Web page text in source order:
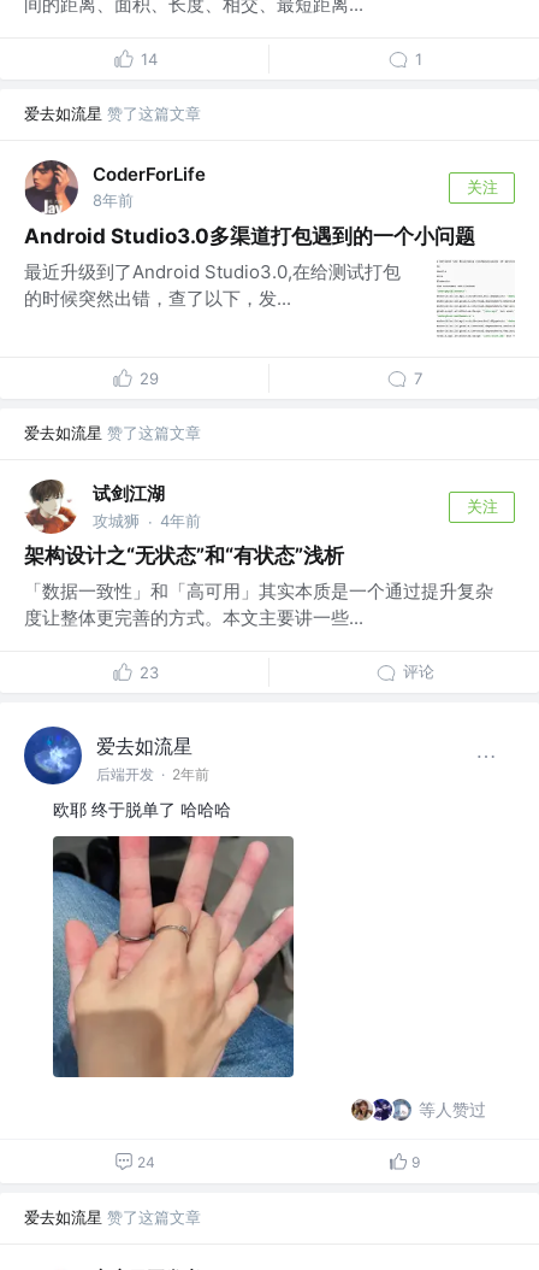
14 1
爱去如流星 赞了这篇文章
CoderForLife
8年前
关注
Android Studio3.0多渠道打包遇到的一个小问题
最近升级到了Android Studio3.0,在给测试打包
的时候突然出错，查了以下，发...
29 7
爱去如流星 赞了这篇文章
试剑江湖
攻城狮 · 4年前
关注
架构设计之“无状态”和“有状态”浅析
「数据一致性」和「高可用」其实本质是一个通过提升复杂
度让整体更完善的方式。本文主要讲一些...
23 评论
爱去如流星
后端开发 · 2年前
欧耶 终于脱单了 哈哈哈
等人赞过
24 9
爱去如流星 赞了这篇文章